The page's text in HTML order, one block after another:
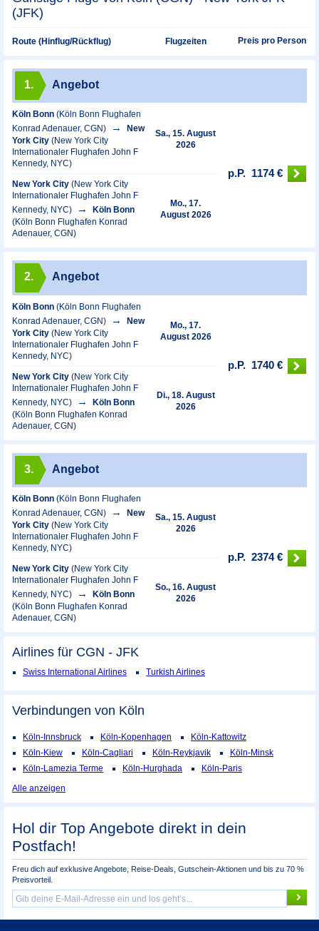
(JFK)
Route (Hinflug/Rückflug) Flugzeiten Preis pro Person
1. Angebot
Köln Bonn (Köln Bonn Flughafen
Konrad Adenauer, CGN)
New
York City (New York City
Internationaler Flughafen John F
Kennedy, NYC)
Sa., 15. August
2026
New York City (New York City
Internationaler Flughafen John F
Kennedy, NYC)
Köln Bonn
(Köln Bonn Flughafen Konrad
Adenauer, CGN)
Mo., 17.
August 2026
p.P. 1174 €
2. Angebot
Köln Bonn (Köln Bonn Flughafen
Konrad Adenauer, CGN)
New
York City (New York City
Internationaler Flughafen John F
Kennedy, NYC)
Mo., 17.
August 2026
New York City (New York City
Internationaler Flughafen John F
Kennedy, NYC)
Köln Bonn
(Köln Bonn Flughafen Konrad
Adenauer, CGN)
Di., 18. August
2026
p.P. 1740 €
3. Angebot
Köln Bonn (Köln Bonn Flughafen
Konrad Adenauer, CGN)
New
York City (New York City
Internationaler Flughafen John F
Kennedy, NYC)
Sa., 15. August
2026
New York City (New York City
Internationaler Flughafen John F
Kennedy, NYC)
Köln Bonn
(Köln Bonn Flughafen Konrad
Adenauer, CGN)
So., 16. August
2026
p.P. 2374 €
Airlines für CGN - JFK
Swiss International Airlines Turkish Airlines
Verbindungen von Köln
Köln-Innsbruck Köln-Kopenhagen
Köln-Kattowitz
Köln-Kiew
Köln-Cagliari Köln-Reykjavik
Köln-Minsk
Köln-Lamezia Terme
Köln-Hurghada
Köln-Paris
Alle anzeigen
Hol dir Top Angebote direkt in dein
Postfach!
Freu dich auf exklusive Angebote, Reise-Deals, Gutschein-Aktionen und bis zu 70 %
Preisvorteil.